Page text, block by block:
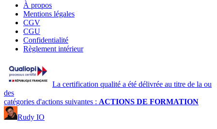
À propos
Mentions légales
CGV
CGU
Confidentialité
Règlement intérieur
La certification qualité a été délivrée au titre de la ou
des
catégories d'actions suivantes : ACTIONS DE FORMATION
Rudy IO